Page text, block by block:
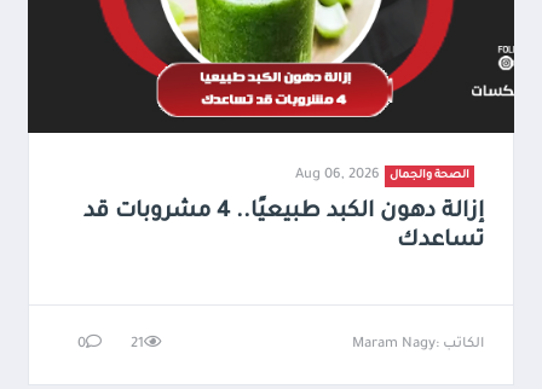
الصحة والجمال Aug 06, 2026
إزالة دهون الكبد طبيعيًا.. 4 مشروبات قد
تساعدك
الكاتب :Maram Nagy 21
0